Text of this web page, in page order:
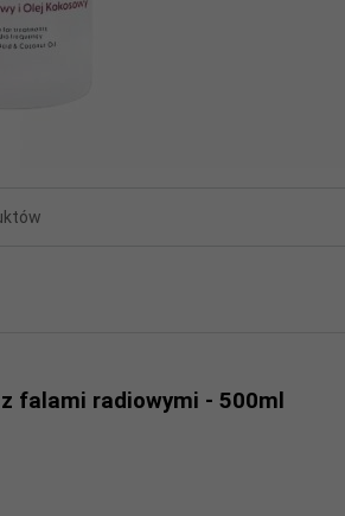
falami radiowymi - 500ml